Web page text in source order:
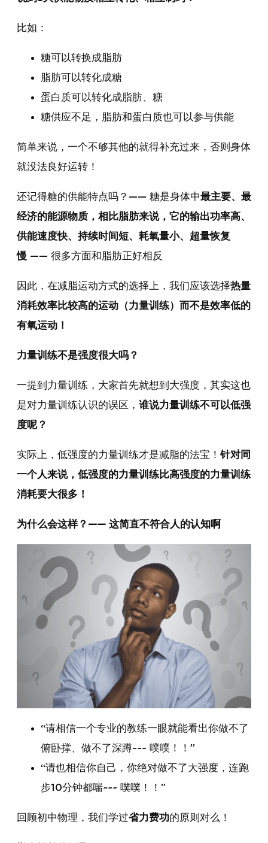
比如：
糖可以转换成脂肪
脂肪可以转化成糖
蛋白质可以转化成脂肪、糖
糖供应不足，脂肪和蛋白质也可以参与供能
简单来说，一个不够其他的就得补充过来，否则身体
就没法良好运转！
还记得糖的供能特点吗？—— 糖是身体中最主要、最
经济的能源物质，相比脂肪来说，它的输出功率高、
供能速度快、持续时间短、耗氧量小、超量恢复
慢 —— 很多方面和脂肪正好相反
因此，在减脂运动方式的选择上，我们应该选择热量
消耗效率比较高的运动（力量训练）而不是效率低的
有氧运动！
力量训练不是强度很大吗？
一提到力量训练，大家首先就想到大强度，其实这也
是对力量训练认识的误区， 谁说力量训练不可以低强
度呢？
实际上，低强度的力量训练才是减脂的法宝！ 针对同
一个人来说，低强度的力量训练比高强度的力量训练
消耗要大很多！
为什么会这样？—— 这简直不符合人的认知啊
“请相信一个专业的教练一眼就能看出你做不了
俯卧撑、做不了深蹲~~~ 噗噗！！”
“请也相信你自己，你绝对做不了大强度，连跑
步10分钟都喘~~~ 噗噗！！”
回顾初中物理，我们学过省力费功的原则对么！